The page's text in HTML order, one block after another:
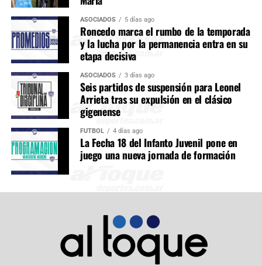
ASOCIADOS 5 días ago
Roncedo marca el rumbo de la temporada
y la lucha por la permanencia entra en su
etapa decisiva
ASOCIADOS 3 días ago
Seis partidos de suspensión para Leonel
Arrieta tras su expulsión en el clásico
gigenense
FÚTBOL 4 días ago
La Fecha 18 del Infanto Juvenil pone en
juego una nueva jornada de formación